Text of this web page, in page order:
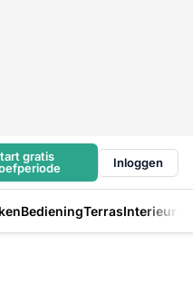
gratis
Inloggen
BedieningTerrasInterieur